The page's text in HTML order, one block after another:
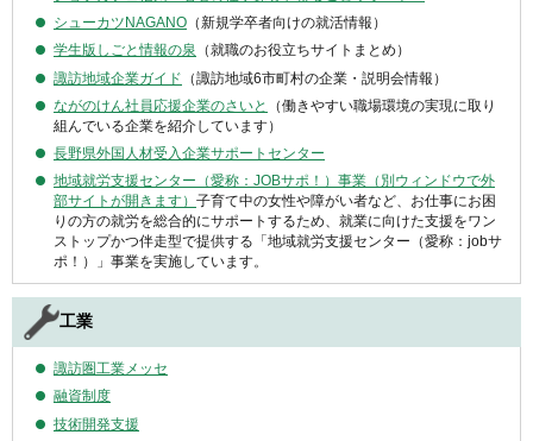
シューカツNAGANO （新規学卒者向けの就活情報）
学生版しごと情報の泉 （就職のお役立ちサイトまとめ）
諏訪地域企業ガイド （諏訪地域6市町村の企業・説明会情報）
ながのけん社員応援企業のさいと
（働きやすい職場環境の実現に取り
組んでいる企業を紹介しています）
長野県外国人材受入企業サポートセンター
地域就労支援センター（愛称：JOBサポ！）事業（別ウィンドウで外
部サイトが開きます） 子育て中の女性や障がい者など、お仕事にお困
りの方の就労を総合的にサポートするため、就業に向けた支援をワン
ストップかつ伴走型で提供する「地域就労支援センター（愛称：jobサ
ポ！）」事業を実施しています。
工業
諏訪圏工業メッセ
融資制度
技術開発支援